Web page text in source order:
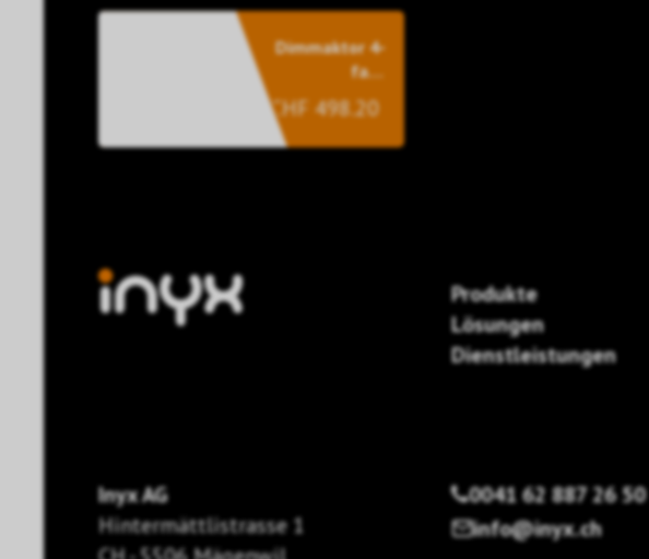
Dimmaktor 4-
fach
300W/Kanal
CHF 498.20
Produkte
Lösungen
Dienstleistungen
Inyx AG
Hintermättlistrasse 1
0041 62 887 26 50
info@inyx.ch